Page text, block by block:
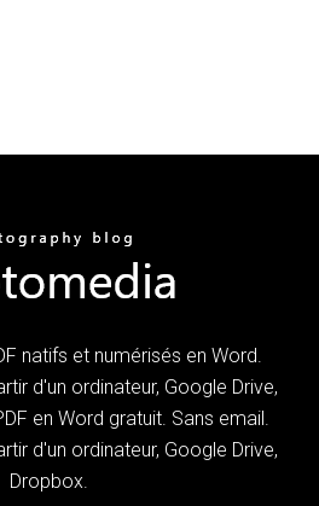
natifs et numérisés en Word.
d'un ordinateur, Google Drive,
en Word gratuit. Sans email.
d'un ordinateur, Google Drive,
Dropbox.